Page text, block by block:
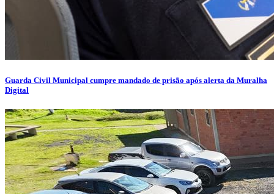
Guarda Civil Municipal cumpre mandado de prisão após alerta da Muralha
Digital